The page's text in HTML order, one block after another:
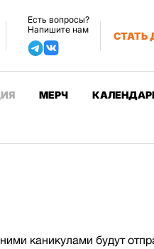
Есть вопросы?
Напишите нам
СТАТЬ
МЕРЧ
каникулами будут